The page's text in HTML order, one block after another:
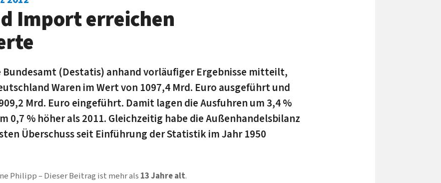
Import erreichen
Bundesamt (Destatis) anhand vorläufiger Ergebnisse mitteilt,
Waren im Wert von 1097,4 Mrd. Euro ausgeführt und
Mrd. Euro eingeführt. Damit lagen die Ausfuhren um 3,4 %
0,7 % höher als 2011. Gleichzeitig habe die Außenhandelsbilanz
Überschuss seit Einführung der Statistik im Jahr 1950
Philipp Dieser Beitrag ist mehr als 13 Jahre alt.